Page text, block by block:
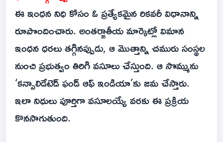
ఈ ఇంధన నిధి కోసం ఓ ప్రత్యేకమైన రికవరీ విధానాన్ని
రూపొందించారు. అంతర్జాతీయ మార్కెట్లో విమాన
ఇంధన ధరలు తగ్గినప్పుడు, ఆ మొత్తాన్ని చమురు సంస్థల
నుంచి ప్రభుత్వం తిరిగి వసూలు చేస్తుంది. ఆ సొమ్మును
‘కన్సాలిడేటెడ్ ఫండ్ ఆఫ్ ఇండియా’కు జమ చేస్తారు.
ఇలా నిధులు పూర్తిగా వసూలయ్యే వరకు ఈ ప్రక్రియ
కొనసాగుతుంది.